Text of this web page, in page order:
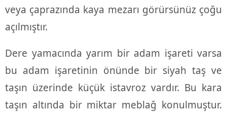
veya çaprazında kaya mezarı görürsünüz çoğu
açılmıştır.
Dere yamacında yarım bir adam işareti varsa
bu adam işaretinin önünde bir siyah taş ve
taşın üzerinde küçük istavroz vardır. Bu kara
taşın altında bir miktar meblağ konulmuştur.